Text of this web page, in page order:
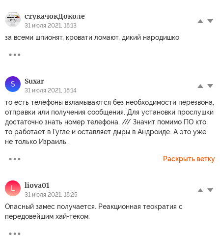
стукачокДоколе
31 июля 2021, 18:13
за всеми шпионят, кровати ломают, дикий народишко
S Suxar
31 июля 2021, 18:14
то есть телефоны взламываются без необходимости перезвона,
отправки или получения сообщения. Для установки прослушки
достаточно знать номер телефона. /// Значит помимо ПО кто
то работает в Гугле и оставляет дыры в Андроиде. А это уже
не только Израиль.
Раскрыть ветку
L liova01
31 июля 2021, 18:25
Опасный замес получается. Реакционная теократия с
передовейшим хай-теком.